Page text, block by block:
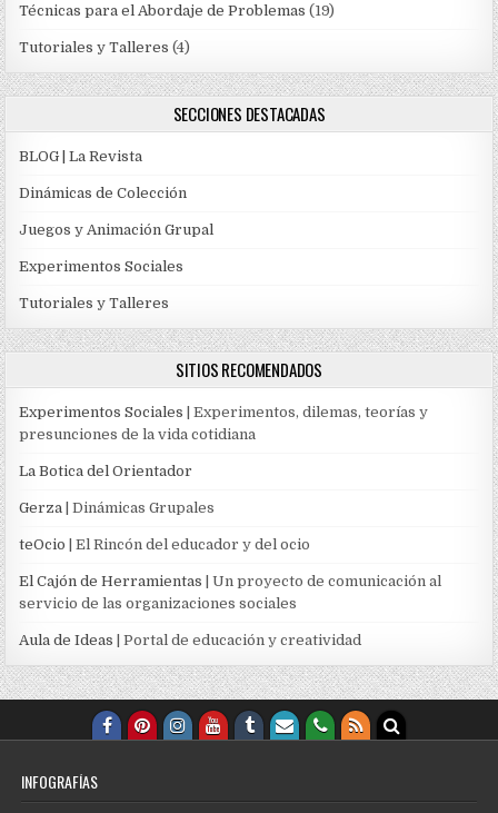
Técnicas para el Abordaje de Problemas (19)
Tutoriales y Talleres (4)
SECCIONES DESTACADAS
BLOG | La Revista
Dinámicas de Colección
Juegos y Animación Grupal
Experimentos Sociales
Tutoriales y Talleres
SITIOS RECOMENDADOS
Experimentos Sociales | Experimentos, dilemas, teorías y
presunciones de la vida cotidiana
La Botica del Orientador
Gerza | Dinámicas Grupales
teOcio | El Rincón del educador y del ocio
El Cajón de Herramientas | Un proyecto de comunicación al
servicio de las organizaciones sociales
Aula de Ideas | Portal de educación y creatividad
INFOGRAFÍAS